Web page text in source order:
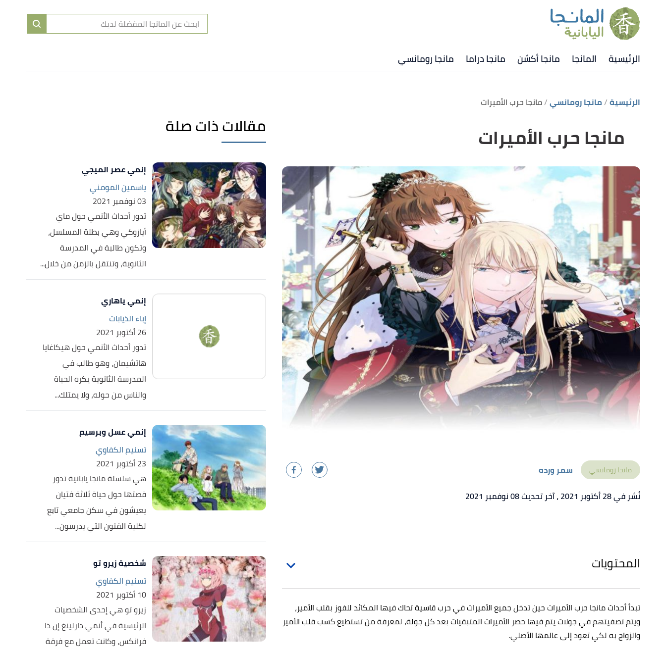
الرئيسية المانجا مانجا أكشن مانجا دراما مانجا رومانسي
الرئيسية مانجا رومانسي مانجا حرب الأميرات
مانجا حرب الأميرات
مانجا رومانسي
سمر ورده
نُشر في 28 أكتوبر 2021
، آخر تحديث 08 نوفمبر 2021
المحتويات
تبدأ أحداث مانجا حرب الأميرات حين تدخل جميع الأميرات في حرب قاسية تحاك فيها المكائد للفوز بقلب الأمير،
ويتم تصفيتهم في جولات يتم فيها حصر الأميرات المتبقيات بعد كل جولة، لمعرفة من تستطيع كسب قلب الأمير
والزواج به لكي تعود إلى عالمها الأصلي.
مقالات ذات صلة
إنمي عصر الميجي
ياسمين المومني
03 نوفمبر 2021
تدور أحداث الأنمي حول ماي
أيازوكي وهي بطلة المسلسل،
وتكون طالبة في المدرسة
الثانوية، وتنتقل بالزمن من خلال...
إنمي ياهاري
إباء الذيابات
26 أكتوبر 2021
تدور أحداث الأنمي حول هيكاغايا
هاتشيمان، وهو طالب في
المدرسة الثانوية يكره الحياة
والناس من حوله، ولا يمتلك...
إنمي عسل وبرسيم
تسنيم الكفاوي
23 أكتوبر 2021
هي سلسلة مانجا يابانية تدور
قصتها حول حياة ثلاثة فتيان
يعيشون في سكن جامعي تابع
لكلية الفنون التي يدرسون...
شخصية زيرو تو
تسنيم الكفاوي
10 أكتوبر 2021
زيرو تو هي إحدى الشخصيات
الرئيسية في أنمي دارلينغ إن ذا
فرانكس، وكانت تعمل مع فرقة